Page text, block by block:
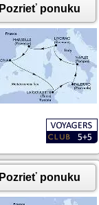
Pozrieť ponuku
Pozrieť ponuku